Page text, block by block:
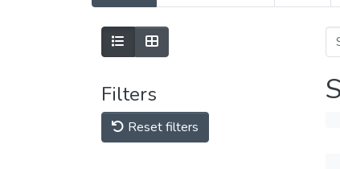
Filters
Reset filters